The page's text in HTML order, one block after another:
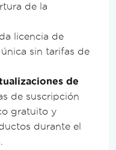
de la
licencia de
sin tarifas de
de
de suscripción
gratuito y
durante el